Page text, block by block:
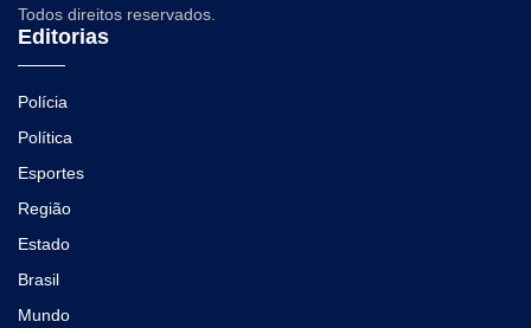
Todos direitos reservados.
Editorias
Polícia
Política
Esportes
Região
Estado
Brasil
Mundo